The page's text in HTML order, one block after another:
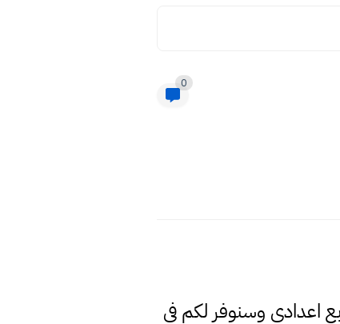
0
اعدادي وسنوفر لكم في